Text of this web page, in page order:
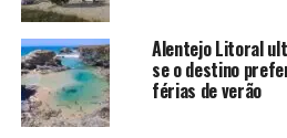
Alentejo Litoral
se o destino
férias de verão